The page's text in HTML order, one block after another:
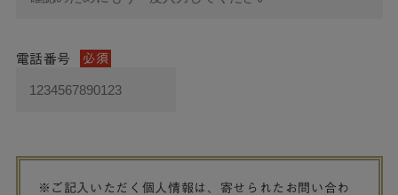
電話番号 必須
※ご記入いただく個人情報は、寄せられたお問い合わ